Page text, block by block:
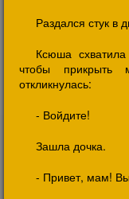
Раздался стук в
Ксюша
чтобы
откликнулась:
- Войдите!
Зашла дочка.
- Привет, мам!